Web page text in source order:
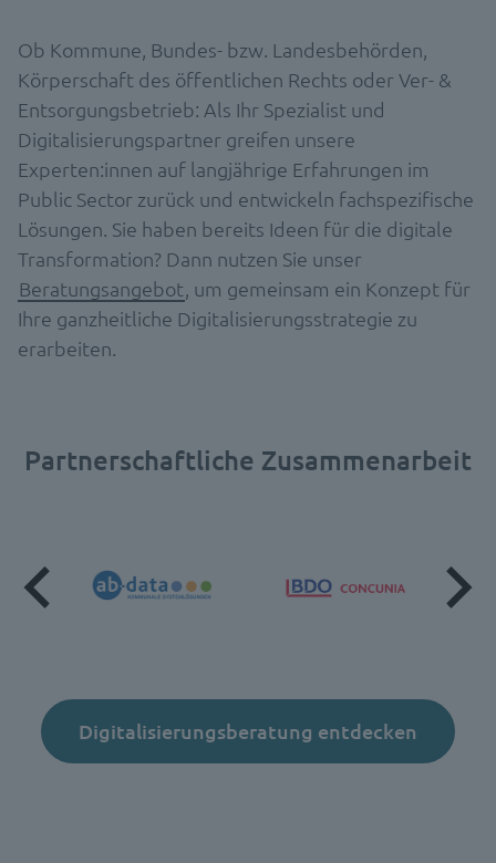
Ob Kommune, Bundes- bzw. Landesbehörden,
Körperschaft des öffentlichen Rechts oder Ver- &
Entsorgungsbetrieb: Als Ihr Spezialist und
Digitalisierungspartner greifen unsere
Experten:innen auf langjährige Erfahrungen im
Public Sector zurück und entwickeln fachspezifische
Lösungen. Sie haben bereits Ideen für die digitale
Transformation? Dann nutzen Sie unser
Beratungsangebot, um gemeinsam ein Konzept für
Ihre ganzheitliche Digitalisierungsstrategie zu
erarbeiten.
Partnerschaftliche Zusammenarbeit
Digitalisierungsberatung entdecken